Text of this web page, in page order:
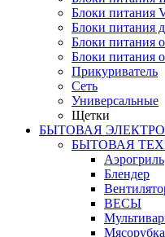
Блоки питания
Блоки питания
Блоки питания
Блоки питания
Прикуриватель
Сеть
Универсальные
Щетки
БЫТОВАЯ
БЫТОВАЯ
Аэрогриль
Блендер
ВЕСЫ
Мясорубка